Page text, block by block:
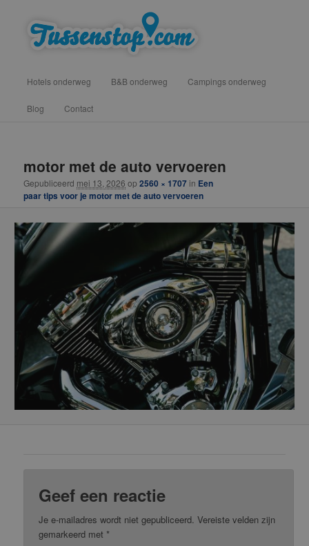
vind hotels, campings en b&b onderweg voor een tussenstop
Hotels onderweg B&B onderweg Campings onderweg
Blog Contact
motor met de auto vervoeren
Gepubliceerd mei 13, 2026 op2560 × 1707 in Een
paar tips voor je motor met de auto vervoeren
Geef een reactie
Je e-mailadres wordt niet gepubliceerd. Vereiste velden zijn
gemarkeerd met*